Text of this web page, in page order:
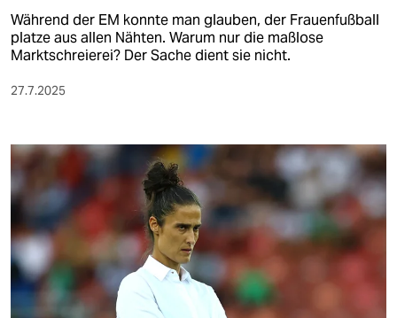
fragen & hilfe
unterstützen
abo
epaper login
Während der EM konnte man glauben, der Frauenfußball
platze aus allen Nähten. Warum nur die maßlose
Marktschreierei? Der Sache dient sie nicht.
27.7.2025